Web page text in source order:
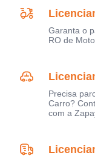
Garanta o
RO de
Precisa
Carro?
com a